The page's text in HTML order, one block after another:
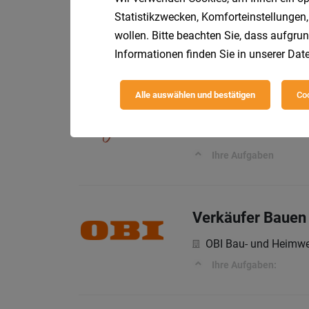
Trenkwalder
Was wir bieten
KFZ Mechaniker
Ihre Aufgaben
Verkäufer
OBI Bau- und
Ihre Aufgaben:
Statistikzwecken,
wollen. Bitte beachten Sie, dass
Informationen finden Sie in unserer
Alle auswählen und bestätigen